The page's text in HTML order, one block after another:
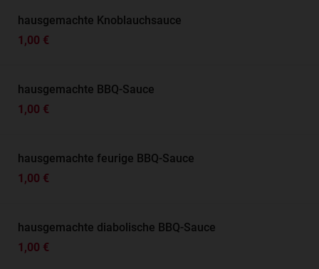
hausgemachte Knoblauchsauce
1,00 €
hausgemachte BBQ-Sauce
1,00 €
hausgemachte feurige BBQ-Sauce
1,00 €
hausgemachte diabolische BBQ-Sauce
1,00 €